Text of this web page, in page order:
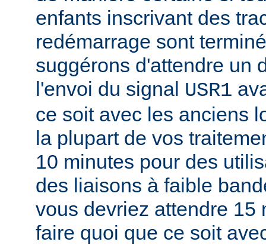
enfants inscrivant des
redémarrage sont
suggérons d'attendre un
l'envoi du signal USR1
ce soit avec les anciens
la plupart de vos
10 minutes pour des
des liaisons à faible
vous devriez attendre 15
faire quoi que ce soit